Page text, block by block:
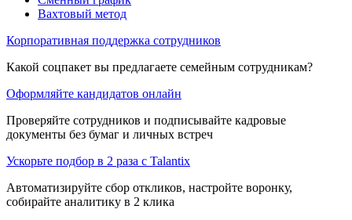
Вахтовый метод
Корпоративная поддержка сотрудников
Какой соцпакет вы предлагаете семейным сотрудникам?
Оформляйте кандидатов онлайн
Проверяйте сотрудников и подписывайте кадровые
документы без бумаг и личных встреч
Ускорьте подбор в 2 раза с Talantix
Автоматизируйте сбор откликов, настройте воронку,
собирайте аналитику в 2 клика